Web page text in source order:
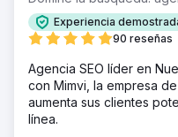
Experiencia
90 reseñas
Agencia SEO líder en
con Mimvi, la empresa
aumenta sus clientes
línea.